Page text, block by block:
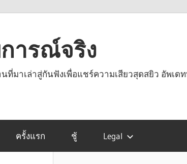
การณ์จริง
ที่มาเล่าสู่กันฟังเพื่อแชร์ความเสียวสุดสยิว อัพเด
ครั้งแรก ชู้ Legal